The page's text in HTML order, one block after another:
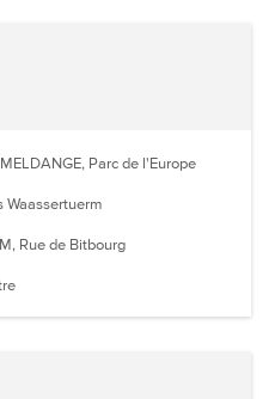
Parc de l'Europe
Waassertuerm
Rue de Bitbourg